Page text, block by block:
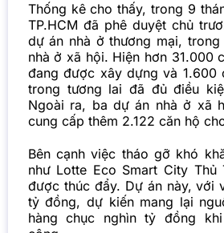
Thống kê cho thấy, trong 9
TP.HCM đã phê duyệt chủ
dự án nhà ở thương mại,
nhà ở xã hội. Hiện hơn 31.000
đang được xây dựng và 1.600
trong tương lai đã đủ điều
Ngoài ra, ba dự án nhà ở xã
cung cấp thêm 2.122 căn hộ
Bên cạnh việc tháo gỡ khó
như Lotte Eco Smart City Thủ
được thúc đẩy. Dự án này, với
tỷ đồng, dự kiến mang lại
hàng chục nghìn tỷ đồng